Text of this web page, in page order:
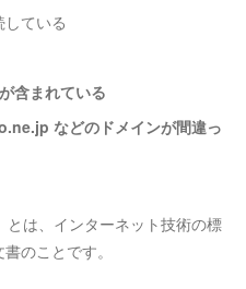
している
含まれている
などのドメインが間違っ
とは、インターネット技術の標
のことです。